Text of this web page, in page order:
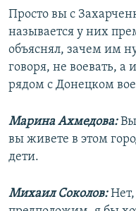
Просто вы с
называется у них
объяснял, зачем им
говоря, не воевать,
рядом с Донецком
Марина Ахмедова:
вы живете в этом
дети.
Михаил Соколов:Нет,